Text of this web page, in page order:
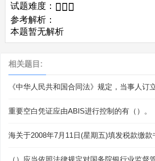
试题难度：   
参考解析：
本题暂无解析
相关题目:
《中华人民共和国合同法》规定，当事人订
重要空白凭证应由ABIS进行控制的有（）。
海关于2008年7月11日(星期五)填发税款缴款
（）应当依照法律规定对国务院银行业监督